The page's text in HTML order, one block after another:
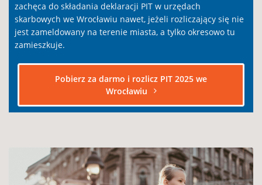
zachęca do składania deklaracji PIT w urzędach
skarbowych we Wrocławiu nawet, jeżeli rozliczający się nie
jest zameldowany na terenie miasta, a tylko okresowo tu
zamieszkuje.
Pobierz za darmo i rozlicz PIT 2025 we
Wrocławiu